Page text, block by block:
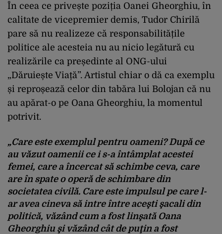
În ceea ce privește poziția Oanei Gheorghiu, în
calitate de vicepremier demis, Tudor Chirilă
pare să nu realizeze că responsabilitățile
politice ale acesteia nu au nicio legătură cu
realizările ca președinte al ONG-ului
„Dăruiește Viață”. Artistul chiar o dă ca exemplu
și reproșează celor din tabăra lui Bolojan că nu
au apărat-o pe Oana Gheorghiu, la momentul
potrivit.
„Care este exemplul pentru oameni? După ce
au văzut oamenii ce i s-a întâmplat acestei
femei, care a încercat să schimbe ceva, care
are în spate o operă de schimbare din
societatea civilă. Care este impulsul pe care l-
ar avea cineva să intre între aceşti şacali din
politică, văzând cum a fost linşată Oana
Gheorghiu şi văzând cât de puţin a fost